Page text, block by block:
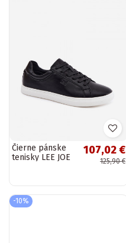
Čierne pánske
tenisky LEE JOE
107,02 €
125,90 €
-10%